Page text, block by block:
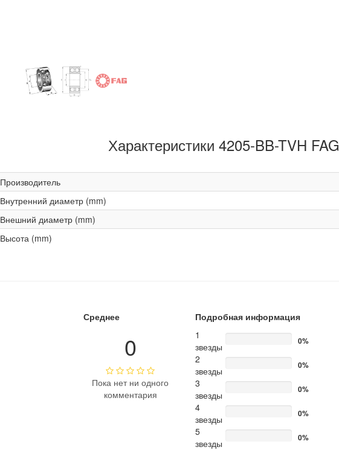
Характеристики 4205-BB-TVH FAG
Производитель
Внутренний диаметр (mm)
Внешний диаметр (mm)
Высота (mm)
Среднее
0
Пока нет ни одного
комментария
Подробная информация
1
звезды
0%
2
звезды
0%
3
звезды
0%
4
звезды
0%
5
звезды
0%